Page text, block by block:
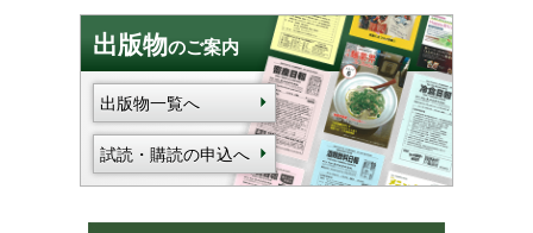
出版物のご案内
出版物一覧へ
試読・購読の申込へ